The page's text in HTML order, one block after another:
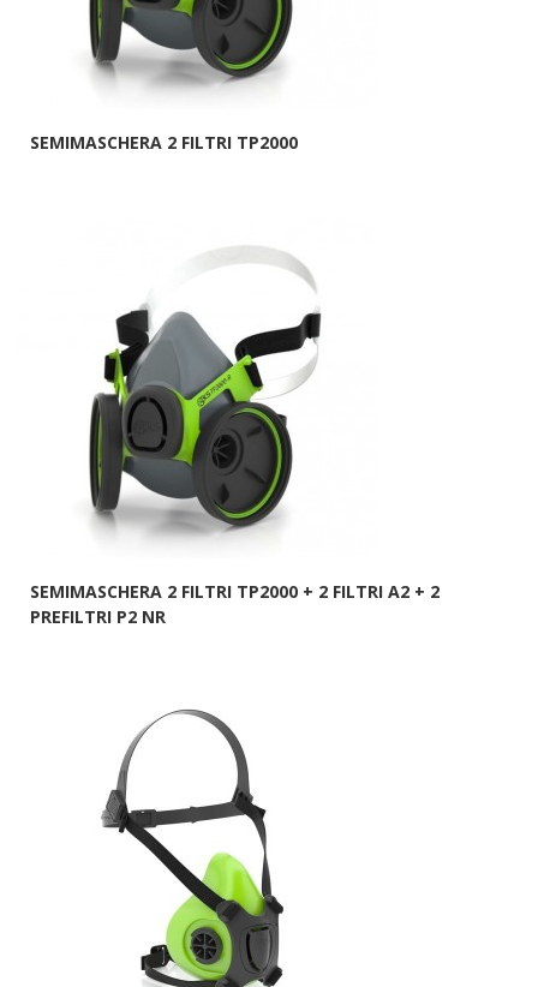
SEMIMASCHERA 2 FILTRI TP2000
SEMIMASCHERA 2 FILTRI TP2000 + 2 FILTRI A2 + 2
PREFILTRI P2 NR